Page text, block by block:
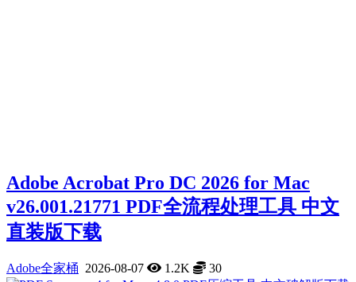
Adobe Acrobat Pro DC 2026 for Mac
v26.001.21771 PDF全流程处理工具 中文
直装版下载
Adobe全家桶 2026-08-07 1.2K 30